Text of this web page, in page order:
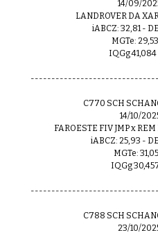
14/09/
LANDROVER DA
iABCZ: 32,81 -
MGTe:
IQGg 41,084
C770 SCH
14/10/
FAROESTE FIV JMP x
iABCZ: 25,93 -
MGTe:
IQGg
C788 SCH
23/10/